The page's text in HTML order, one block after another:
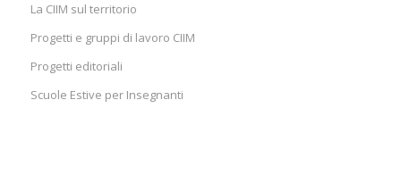
La CIIM sul territorio
Progetti e gruppi di lavoro CIIM
Progetti editoriali
Scuole Estive per Insegnanti